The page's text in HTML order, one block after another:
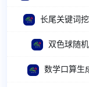
长尾关键词
双色球随
数学口算生